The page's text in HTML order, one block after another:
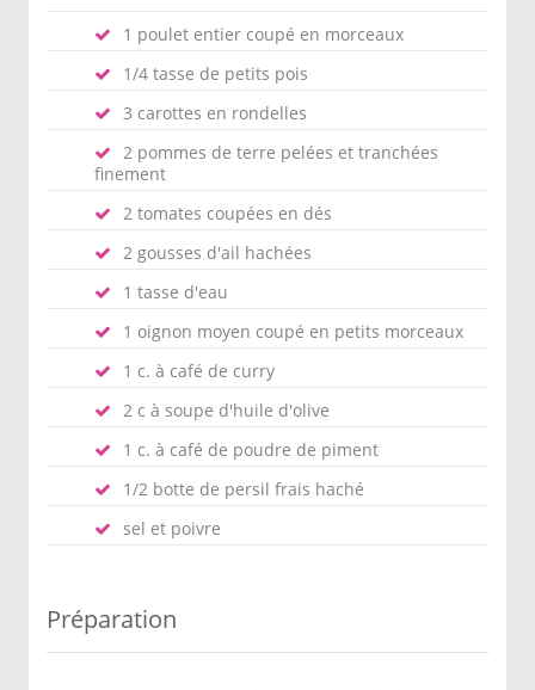
1 poulet entier coupé en morceaux
1/4 tasse de petits pois
3 carottes en rondelles
2 pommes de terre pelées et tranchées
finement
2 tomates coupées en dés
2 gousses d'ail hachées
1 tasse d'eau
1 oignon moyen coupé en petits morceaux
1 c. à café de curry
2 c à soupe d'huile d'olive
1 c. à café de poudre de piment
1/2 botte de persil frais haché
sel et poivre
Préparation